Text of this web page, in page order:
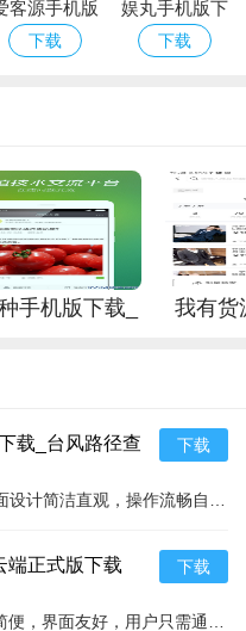
的需求，对验证方式、隐私
制化的服务体验。
名可以直接在手机上完成各
率，也保障了签署过程的合
的应用场景，包括但不限于
等，为用户的数字生活提供
项功能，都极其简单直觉，
是个人还是企业，都能找到
客源手机版
下载_爱客源
下载
娱丸手机版下
载_娱丸安卓
下载
手机版下载_
我有货
载_台风路径查
下载
端正式版下载 下载